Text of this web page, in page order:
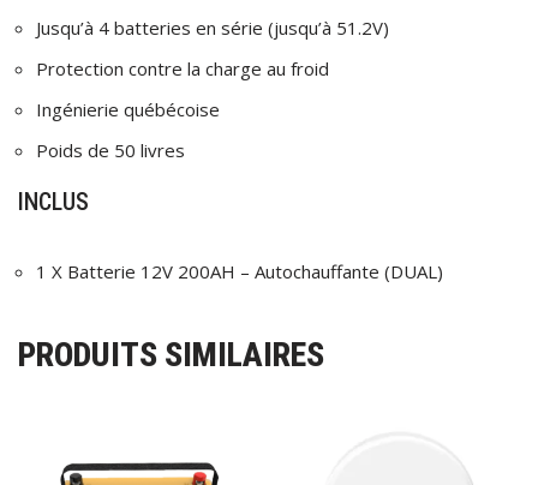
Jusqu’à 4 batteries en série (jusqu’à 51.2V)
Protection contre la charge au froid
Ingénierie québécoise
Poids de 50 livres
INCLUS
1 X Batterie 12V 200AH – Autochauffante (DUAL)
PRODUITS SIMILAIRES